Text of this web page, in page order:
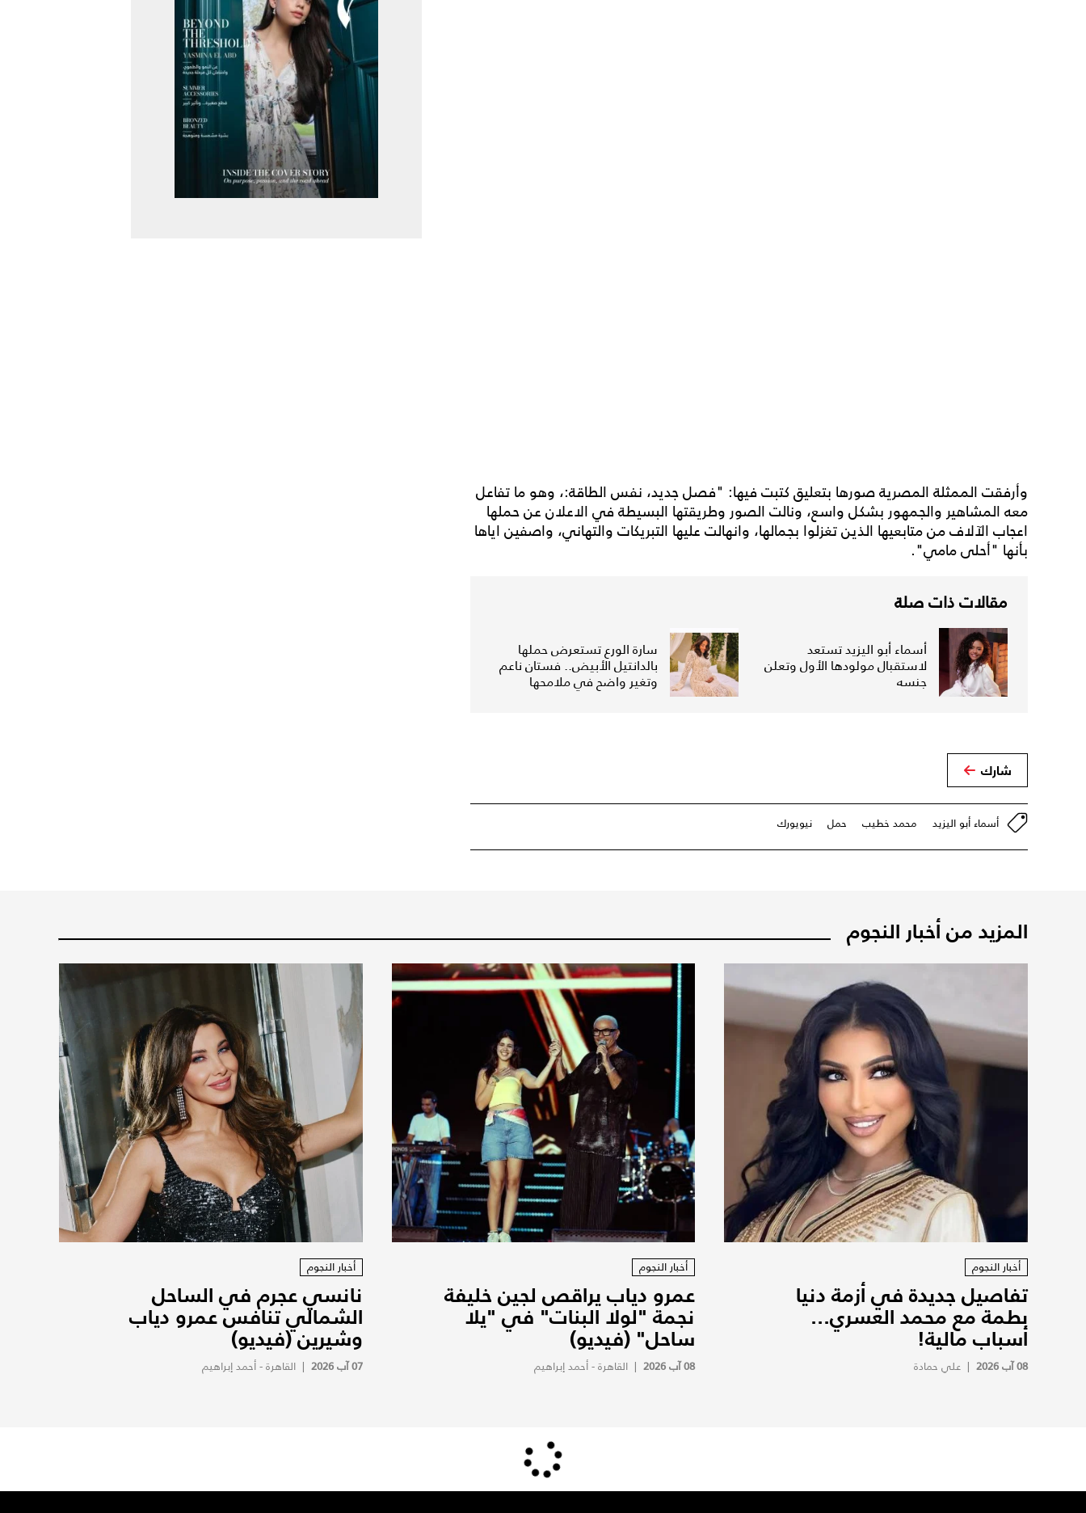
وأرفقت الممثلة المصرية صورها بتعليق كتبت فيها: "فصل جديد، نفس الطاقة:، وهو ما تفاعل
معه المشاهير والجمهور بشكل واسع، ونالت الصور وطريقتها البسيطة في الاعلان عن حملها
اعجاب الآلاف من متابعيها الذين تغزلوا بجمالها، وانهالت عليها التبريكات والتهاني، واصفين اياها
بأنها "أحلى مامي".
مقالات ذات صلة
أسماء أبو اليزيد تستعد
لاستقبال مولودها الأول وتعلن
جنسه
سارة الورع تستعرض حملها
بالدانتيل الأبيض.. فستان ناعم
وتغير واضح في ملامحها
شارك
أسماء أبو اليزيد محمد خطيب حمل نيويورك
المزيد من أخبار النجوم
أخبار النجوم
تفاصيل جديدة في أزمة دنيا
بطمة مع محمد العسري...
أسباب مالية!
08 آب 2026 | علي حمادة
أخبار النجوم
عمرو دياب يراقص لجين خليفة
نجمة "لولا البنات" في "يلا
ساحل" (فيديو)
08 آب 2026 | القاهرة - أحمد إبراهيم
أخبار النجوم
نانسي عجرم في الساحل
الشمالي تنافس عمرو دياب
وشيرين (فيديو)
07 آب 2026 |القاهرة - أحمد إبراهيم